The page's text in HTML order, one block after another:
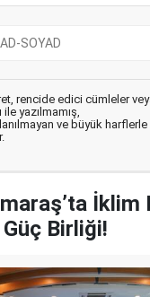
rencide edici cümleler
yazılmamış,
ve büyük harflerle
İklim
Birliği!